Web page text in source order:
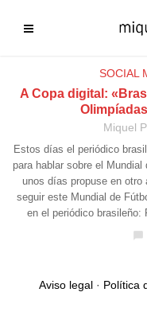
SOCIAL
A Copa digital:
Miquel
Estos días el periódico
para hablar sobre el
unos días propuse en
seguir este Mundial de
en el periódico
chat_bubble
Aviso legal· Política